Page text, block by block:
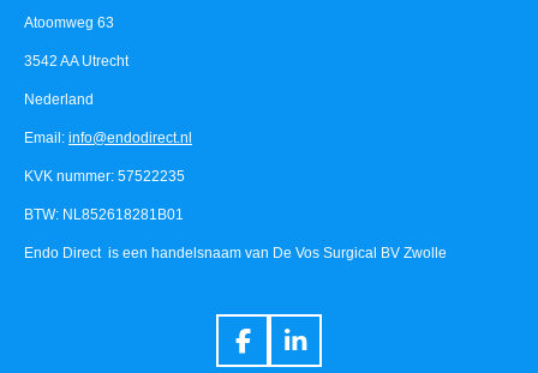
Atoomweg 63
3542 AA Utrecht
Nederland
Email: info@endodirect.nl
KVK nummer: 57522235
BTW: NL852618281B01
Endo Direct is een handelsnaam van De Vos Surgical BV Zwolle
F
L